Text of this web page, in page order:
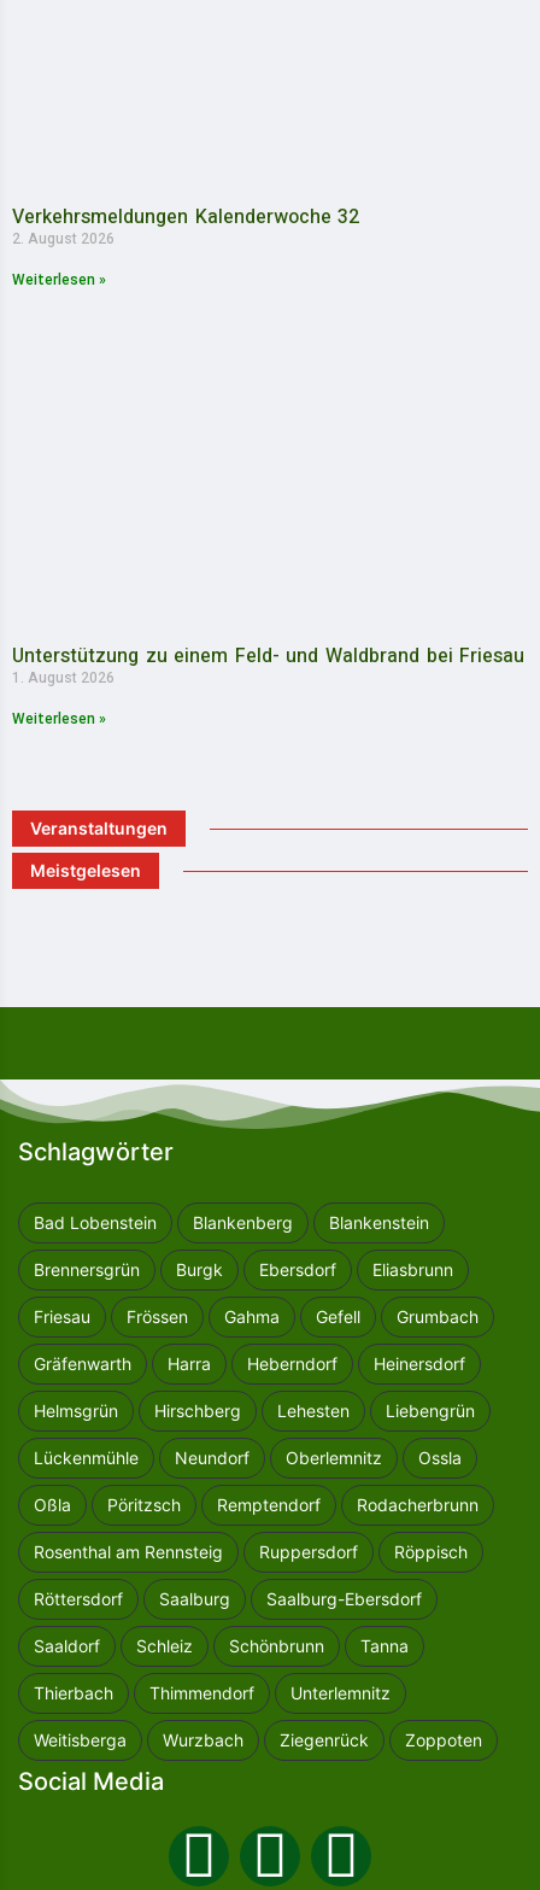
Verkehrsmeldungen Kalenderwoche 32
2. August 2026
Weiterlesen »
Unterstützung zu einem Feld- und Waldbrand bei Friesau
1. August 2026
Weiterlesen »
Veranstaltungen
Meistgelesen
Schlagwörter
Bad Lobenstein Blankenberg Blankenstein
Brennersgrün Burgk Ebersdorf Eliasbrunn
Friesau Frössen Gahma Gefell Grumbach
Gräfenwarth Harra Heberndorf Heinersdorf
Helmsgrün Hirschberg Lehesten Liebengrün
Lückenmühle Neundorf Oberlemnitz Ossla
Oßla Pöritzsch Remptendorf Rodacherbrunn
Rosenthal am Rennsteig Ruppersdorf Röppisch
Röttersdorf Saalburg Saalburg-Ebersdorf
Saaldorf Schleiz Schönbrunn Tanna
Thierbach Thimmendorf Unterlemnitz
Weitisberga Wurzbach Ziegenrück Zoppoten
Social Media